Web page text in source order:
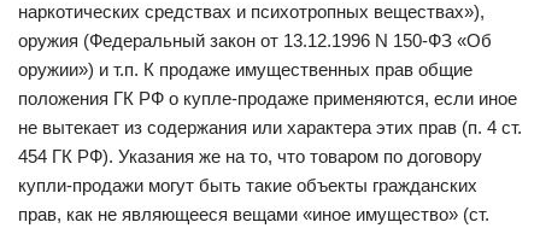
наркотических средствах и психотропных веществах»),
оружия (Федеральный закон от 13.12.1996 N 150-ФЗ «Об
оружии») и т.п. К продаже имущественных прав общие
положения ГК РФ о купле-продаже применяются, если иное
не вытекает из содержания или характера этих прав (п. 4 ст.
454 ГК РФ). Указания же на то, что товаром по договору
купли-продажи могут быть такие объекты гражданских
прав, как не являющееся вещами «иное имущество» (ст.